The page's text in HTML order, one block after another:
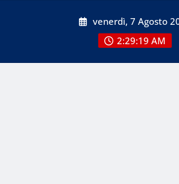
venerdì, 7 Agosto
2:29:19 AM